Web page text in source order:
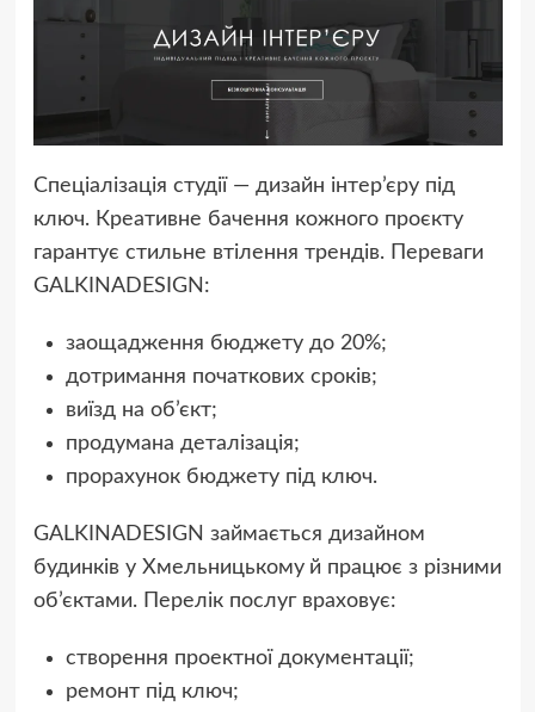
Спеціалізація студії — дизайн інтер’єру під
ключ. Креативне бачення кожного проєкту
гарантує стильне втілення трендів. Переваги
GALKINADESIGN:
заощадження бюджету до 20%;
дотримання початкових сроків;
виїзд на об’єкт;
продумана деталізація;
прорахунок бюджету під ключ.
GALKINADESIGN займається дизайном
будинків у Хмельницькому й працює з різними
об’єктами. Перелік послуг враховує:
створення проектної документації;
ремонт під ключ;